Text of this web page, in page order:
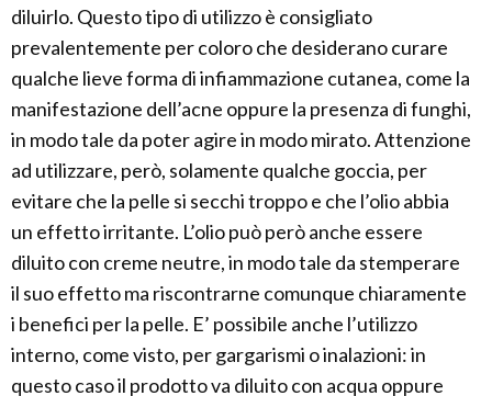
diluirlo. Questo tipo di utilizzo è consigliato
prevalentemente per coloro che desiderano curare
qualche lieve forma di infiammazione cutanea, come la
manifestazione dell’acne oppure la presenza di funghi,
in modo tale da poter agire in modo mirato. Attenzione
ad utilizzare, però, solamente qualche goccia, per
evitare che la pelle si secchi troppo e che l’olio abbia
un effetto irritante. L’olio può però anche essere
diluito con creme neutre, in modo tale da stemperare
il suo effetto ma riscontrarne comunque chiaramente
i benefici per la pelle. E’ possibile anche l’utilizzo
interno, come visto, per gargarismi o inalazioni: in
questo caso il prodotto va diluito con acqua oppure